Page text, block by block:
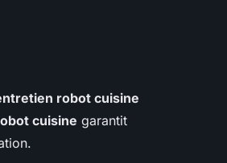
robot cuisine
cuisine garantit